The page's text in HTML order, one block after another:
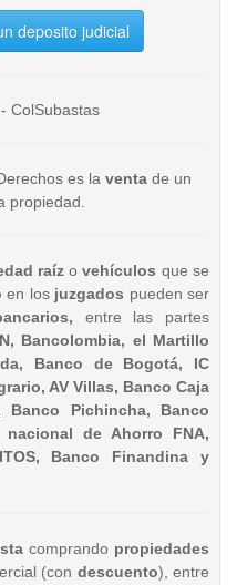
deposito judicial
ColSubastas
es la ventade un
propiedad.
raízo vehículos que se
en los juzgados pueden ser
entre las partes
Bancolombia, el Martillo
Banco de Bogotá, IC
AV Villas, Banco Caja
Pichincha, Banco
de Ahorro FNA,
Banco Finandina y
comprando propiedades
(con descuento), entre